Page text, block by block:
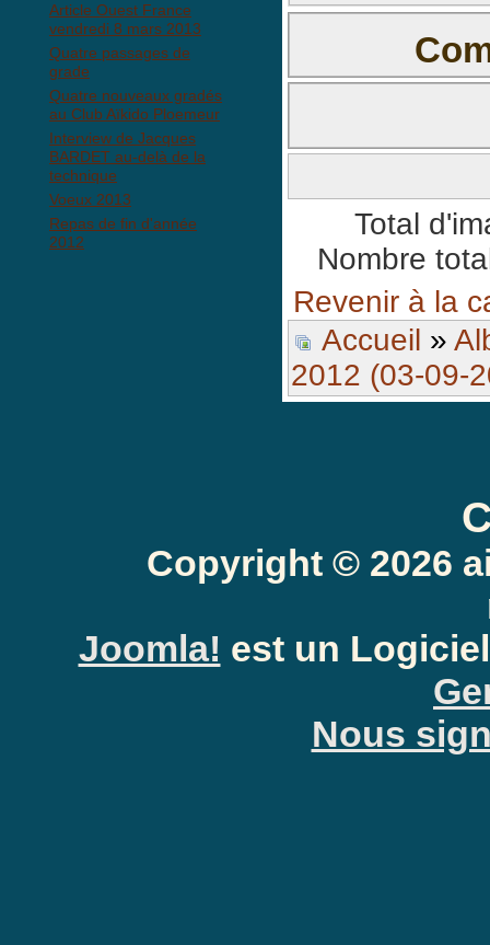
Article Ouest France
vendredi 8 mars 2013
Quatre passages de
grade
Quatre nouveaux gradés
au Club Aïkido Ploemeur
Interview de Jacques
BARDET au-delà de la
technique
Voeux 2013
Repas de fin d'année
2012
Il n'y a pas
Total
Nombre
Revenir à la
Accueil »
2012 (03-09-
Copyright © 2026
Joomla! est un
Nous